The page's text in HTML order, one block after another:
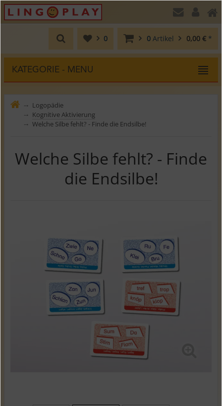
0 Artikel 0,00 € *
0
KATEGORIE - MENU
⤍ Logopädie
⤍ Kognitive Aktivierung
⤍ Welche Silbe fehlt? - Finde die Endsilbe!
Welche Silbe fehlt? - Finde
die Endsilbe!